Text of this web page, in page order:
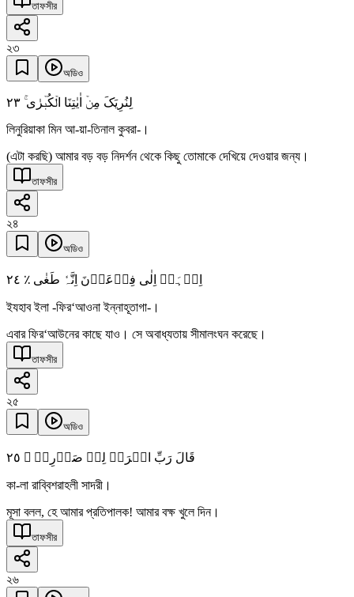
তাফসীর
২৩
অডিও
لِنُرِیَکَ مِنۡ اٰیٰتِنَا الۡکُبۡرٰی ۚ ٢٣
লিনুরিয়াকা মিন আ-য়া-তিনাল কুবরা-।
(এটা করছি) আমার বড় বড় নিদর্শন থেকে কিছু তোমাকে দেখিয়ে দেওয়ার জন্য।
তাফসীর
২৪
অডিও
اِذۡہَبۡ اِلٰی فِرۡعَوۡنَ اِنَّہٗ طَغٰی ٪ ٢٤
ইযহাব ইলা -ফির‘আওনা ইন্নাহূতাগা-।
এবার ফির‘আউনের কাছে যাও। সে অবাধ্যতায় সীমালংঘন করেছে।
তাফসীর
২৫
অডিও
قَالَ رَبِّ اشۡرَحۡ لِیۡ صَدۡرِیۡ ۙ ٢٥
কা-লা রাব্বিশরাহলী সাদরী।
মূসা বলল, হে আমার প্রতিপালক! আমার বক্ষ খুলে দিন।
তাফসীর
২৬